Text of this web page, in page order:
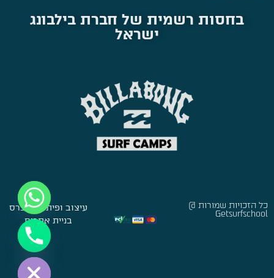
בחסות רשמית של חברת בילבונג
ישראל
כל הזכויות שמורות @
Getsurfschool
עיצוב ופיתוח:סברס
בניית אתרים
Hide chaty